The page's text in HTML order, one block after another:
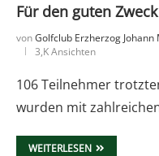
Für den guten Zweck
vonGolfclub Erzherzog
3,K Ansichten
106 Teilnehmer
wurden mit
WEITERLESEN